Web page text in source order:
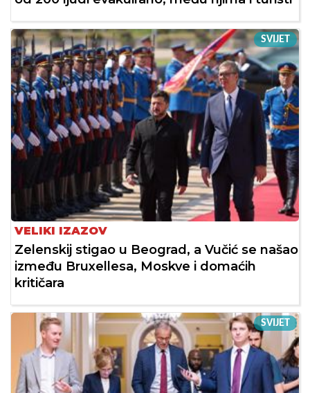
SVIJET
VELIKI IZAZOV
Zelenskij stigao u Beograd, a Vučić se našao
između Bruxellesa, Moskve i domaćih
kritičara
SVIJET